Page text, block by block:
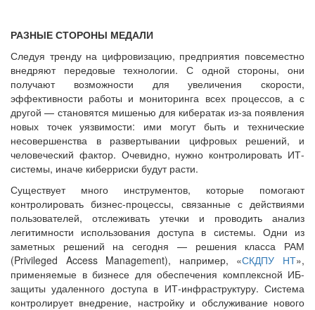
РАЗНЫЕ СТОРОНЫ МЕДАЛИ
Следуя тренду на цифровизацию, предприятия повсеместно
внедряют передовые технологии. С одной стороны, они
получают возможности для увеличения скорости,
эффективности работы и мониторинга всех процессов, а с
другой — становятся мишенью для кибератак из-за появления
новых точек уязвимости: ими могут быть и технические
несовершенства в развертывании цифровых решений, и
человеческий фактор. Очевидно, нужно контролировать ИТ-
системы, иначе киберриски будут расти.
Существует много инструментов, которые помогают
контролировать бизнес-процессы, связанные с действиями
пользователей, отслеживать утечки и проводить анализ
легитимности использования доступа в системы. Одни из
заметных решений на сегодня — решения класса РАМ
(Privileged Access Management), например, «СКДПУ НТ»,
применяемые в бизнесе для обеспечения комплексной ИБ-
защиты удаленного доступа в ИТ-инфраструктуру. Система
контролирует внедрение, настройку и обслуживание нового